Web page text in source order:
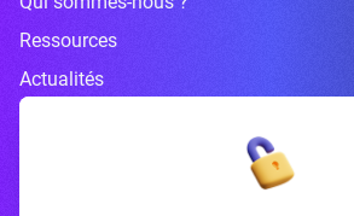
Ressources
Actualités
Inscrivez-vous à la